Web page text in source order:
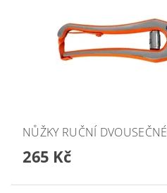
NŮŽKY RUČNÍ DVOUSEČNÉ
265 Kč